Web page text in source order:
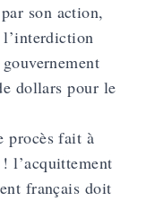
son action,
dollars pour le
procès fait à
l’acquittement
français doit